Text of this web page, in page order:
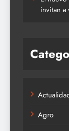
invitan a
Agro